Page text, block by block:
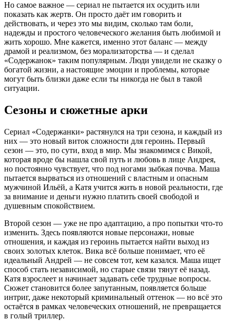
Но самое важное — сериал не пытается их осудить или
показать как жертв. Он просто даёт им говорить и
действовать, и через это мы видим, сколько там боли,
надежды и простого человеческого желания быть любимой и
жить хорошо. Мне кажется, именно этот баланс — между
драмой и реализмом, без морализаторства — и сделал
«Содержанок» таким популярным. Люди увидели не сказку о
богатой жизни, а настоящие эмоции и проблемы, которые
могут быть близки даже если ты никогда не был в такой
ситуации.
Сезоны и сюжетные арки
Сериал «Содержанки» растянулся на три сезона, и каждый из
них — это новый виток сложности для героинь. Первый
сезон — это, по сути, вход в мир. Мы знакомимся с Викой,
которая вроде бы нашла свой путь и любовь в лице Андрея,
но постоянно чувствует, что под ногами зыбкая почва. Маша
пытается вырваться из отношений с властным и опасным
мужчиной Ильёй, а Катя учится жить в новой реальности, где
за внимание и деньги нужно платить своей свободой и
душевным спокойствием.
Второй сезон — уже не про адаптацию, а про попытки что-то
изменить. Здесь появляются новые персонажи, новые
отношения, и каждая из героинь пытается найти выход из
своих золотых клеток. Вика всё больше понимает, что её
идеальный Андрей — не совсем тот, кем казался. Маша ищет
способ стать независимой, но старые связи тянут её назад.
Катя взрослеет и начинает задавать себе трудные вопросы.
Сюжет становится более запутанным, появляется больше
интриг, даже некоторый криминальный оттенок — но всё это
остаётся в рамках человеческих отношений, не превращается
в голый триллер.